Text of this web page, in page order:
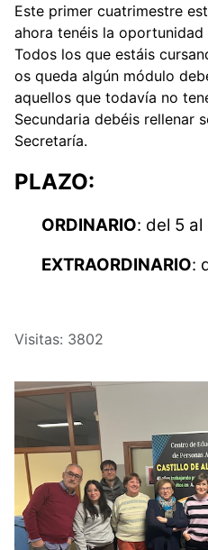
Este primer cuatrimestre
ahora tenéis la oportunidad
Todos los que estáis
os queda algún módulo
aquellos que todavía no
Secundaria debéis rellenar
Secretaría.
PLAZO:
ORDINARIO: del 5
EXTRAORDINARIO:
Visitas: 3802